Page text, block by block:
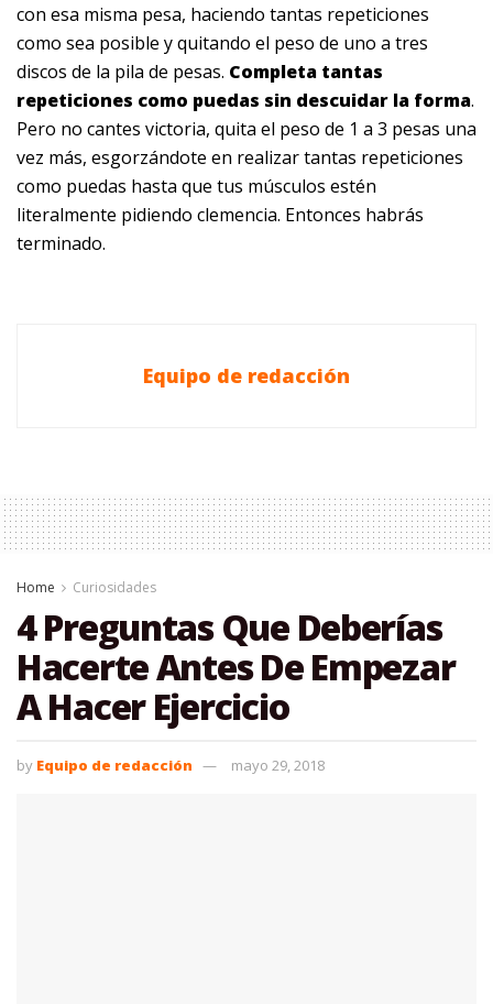
con esa misma pesa, haciendo tantas repeticiones
como sea posible y quitando el peso de uno a tres
discos de la pila de pesas. Completa tantas
repeticiones como puedas sin descuidar la forma.
Pero no cantes victoria, quita el peso de 1 a 3 pesas una
vez más, esgorzándote en realizar tantas repeticiones
como puedas hasta que tus músculos estén
literalmente pidiendo clemencia. Entonces habrás
terminado.
Equipo de redacción
Home Curiosidades
4 Preguntas Que Deberías
Hacerte Antes De Empezar
A Hacer Ejercicio
by Equipo de redacción mayo 29, 2018